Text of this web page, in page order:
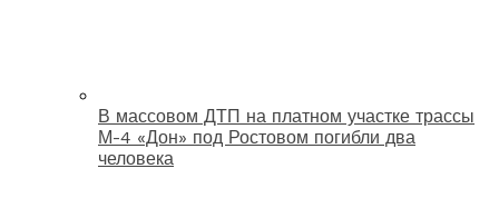
В массовом ДТП на платном участке трассы
М-4 «Дон» под Ростовом погибли два
человека